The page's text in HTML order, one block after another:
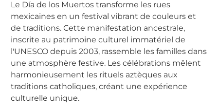
Le Día de los Muertos transforme les rues
mexicaines en un festival vibrant de couleurs et
de traditions. Cette manifestation ancestrale,
inscrite au patrimoine culturel immatériel de
l'UNESCO depuis 2003, rassemble les familles dans
une atmosphère festive. Les célébrations mêlent
harmonieusement les rituels aztèques aux
traditions catholiques, créant une expérience
culturelle unique.